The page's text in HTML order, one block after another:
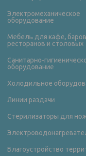
Электромеханическое
оборудование
Мебель для кафе,
ресторанов и столовых
Санитарно-
оборудование
Холодильное
Линии раздачи
Стерилизаторы для
Благоустройство